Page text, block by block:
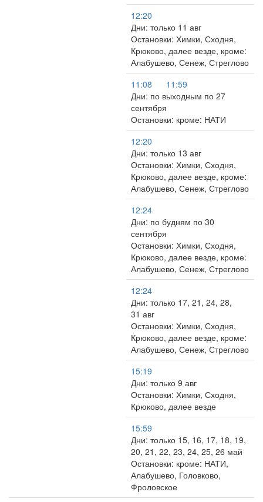
12:20
Дни: только 11 авг
Остановки: Химки, Сходня,
Крюково, далее везде, кроме:
Алабушево, Сенеж, Стреглово
11:08
11:59
Дни: по выходным по 27
сентября
Остановки: кроме: НАТИ
12:20
Дни: только 13 авг
Остановки: Химки, Сходня,
Крюково, далее везде, кроме:
Алабушево, Сенеж, Стреглово
12:24
Дни: по будням по 30
сентября
Остановки: Химки, Сходня,
Крюково, далее везде, кроме:
Алабушево, Сенеж, Стреглово
12:24
Дни: только 17, 21, 24, 28,
31 авг
Остановки: Химки, Сходня,
Крюково, далее везде, кроме:
Алабушево, Сенеж, Стреглово
15:19
Дни: только 9 авг
Остановки: Химки, Сходня,
Крюково, далее везде
15:59
Дни: только 15, 16, 17, 18, 19,
20, 21, 22, 23, 24, 25, 26 май
Остановки: кроме: НАТИ,
Алабушево, Головково,
Фроловское